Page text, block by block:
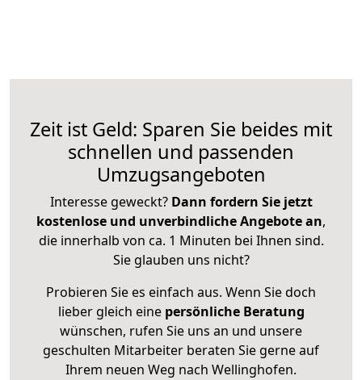
Zeit ist Geld: Sparen Sie beides mit
schnellen und passenden
Umzugsangeboten
Interesse geweckt? Dann fordern Sie jetzt
kostenlose und unverbindliche Angebote an,
die innerhalb von ca. 1 Minuten bei Ihnen sind.
Sie glauben uns nicht?
Probieren Sie es einfach aus. Wenn Sie doch
lieber gleich eine persönliche Beratung
wünschen, rufen Sie uns an und unsere
geschulten Mitarbeiter beraten Sie gerne auf
Ihrem neuen Weg nach Wellinghofen.